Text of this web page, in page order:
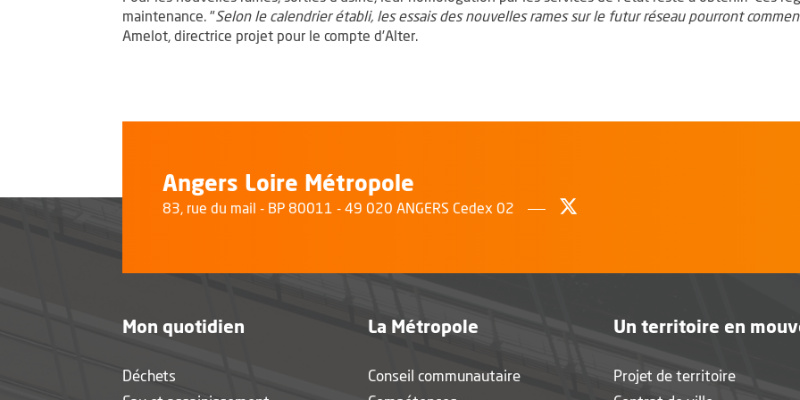
maintenance. "Selon le calendrier établi, les essais des nouvelles rames sur le futur réseau pourront
Amelot, directrice projet pour le compte d’Alter.
Angers Loire Métropole
83, rue du mail - BP 80011 - 49 020 ANGERS Cedex 02
Mon quotidien
Déchets
La Métropole
Conseil communautaire
Un territoire en
Projet de territoire